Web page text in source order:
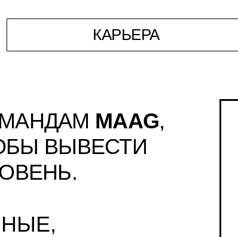
КАРЬЕРА
MAAG,
ВЫВЕСТИ